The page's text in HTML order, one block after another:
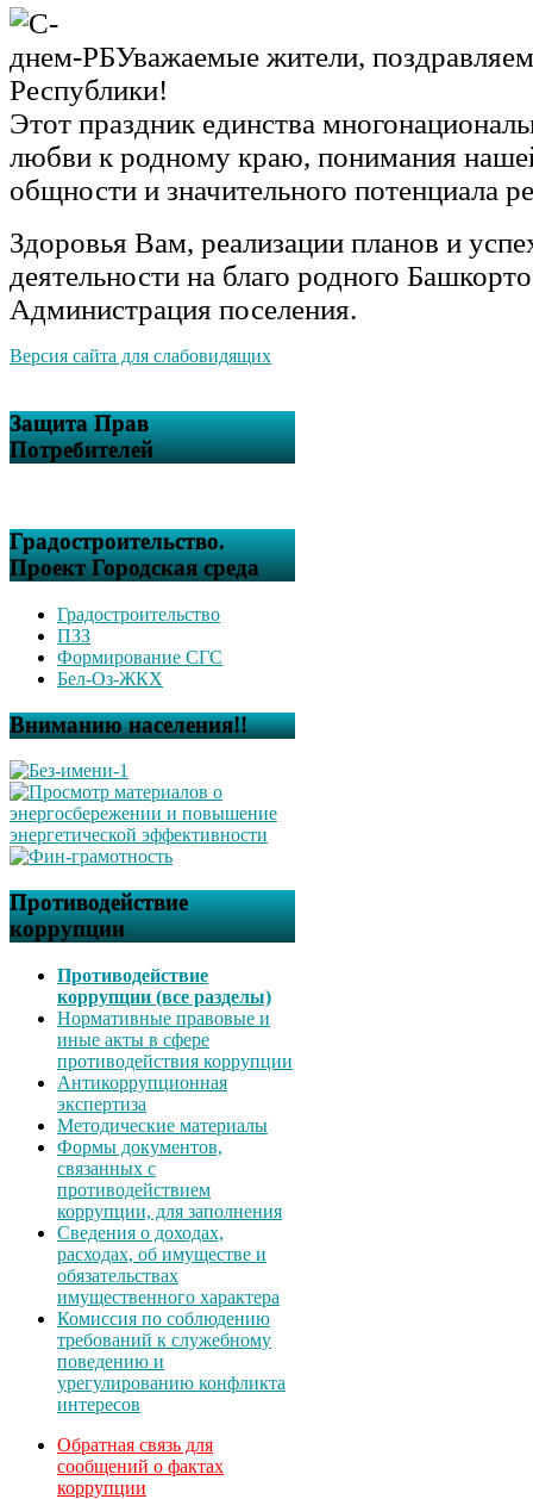
Уважаемые жители,
Республики!
Этот праздник единства
любви к родному краю, понимания
общности и значительного потенциала
Здоровья Вам, реализации планов и
деятельности на благо родного
Администрация поселения.
Версия сайта для слабовидящих
Защита Прав
Потребителей
Градостроительство.
Проект Городская среда
Градостроительство
ПЗЗ
Формирование СГС
Бел-Оз-ЖКХ
Вниманию населения!!
Противодействие
коррупции
Противодействие
коррупции (все разделы)
Нормативные правовые и
иные акты в сфере
противодействия коррупции
Антикоррупционная
экспертиза
Методические материалы
Формы документов,
связанных с
противодействием
коррупции, для заполнения
Сведения о доходах,
расходах, об имуществе и
обязательствах
имущественного характера
Комиссия по соблюдению
требований к служебному
поведению и
урегулированию конфликта
интересов
Обратная связь для
сообщений о фактах
коррупции